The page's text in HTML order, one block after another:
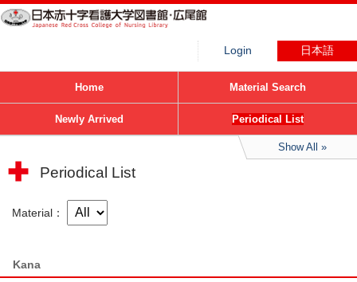
Login 日本語
Home Material Search
Newly Arrived Periodical List
Show All
Periodical List
Material
Kana